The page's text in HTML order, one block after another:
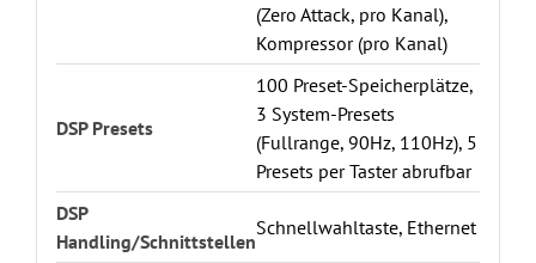
(Zero Attack, pro Kanal),
Kompressor (pro Kanal)
DSP Presets
100 Preset-Speicherplätze,
3 System-Presets
(Fullrange, 90Hz, 110Hz), 5
Presets per Taster abrufbar
DSP
Handling/Schnittstellen
Schnellwahltaste, Ethernet